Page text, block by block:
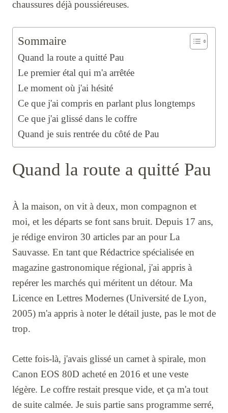
chaussures déjà poussiéreuses.
Sommaire
Quand la route a quitté Pau
Le premier étal qui m'a arrêtée
Le moment où j'ai hésité
Ce que j'ai compris en parlant plus longtemps
Ce que j'ai glissé dans le coffre
Quand je suis rentrée du côté de Pau
Quand la route a quitté Pau
À la maison, on vit à deux, mon compagnon et
moi, et les départs se font sans bruit. Depuis 17 ans,
je rédige environ 30 articles par an pour La
Sauvasse. En tant que Rédactrice spécialisée en
magazine gastronomique régional, j'ai appris à
repérer les marchés qui méritent un détour. Ma
Licence en Lettres Modernes (Université de Lyon,
2005) m'a appris à noter le détail juste, pas le mot de
trop.
Cette fois-là, j'avais glissé un carnet à spirale, mon
Canon EOS 80D acheté en 2016 et une veste
légère. Le coffre restait presque vide, et ça m'a tout
de suite calmée. Je suis partie sans programme serré,